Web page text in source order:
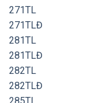
271TL
271TLĐ
281TL
281TLĐ
282TL
282TLĐ